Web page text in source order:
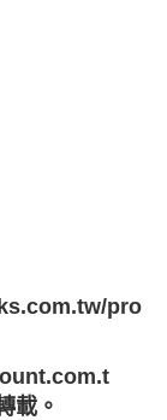
pro
載。